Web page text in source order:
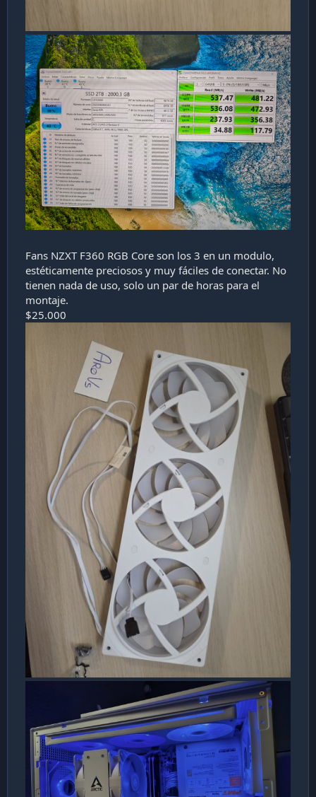
Fans NZXT F360 RGB Core son los 3 en un modulo,
estéticamente preciosos y muy fáciles de conectar. No
tienen nada de uso, solo un par de horas para el
montaje.
$25.000